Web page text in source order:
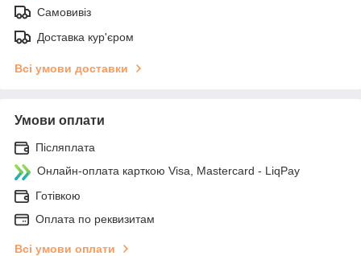
Самовивіз
Доставка кур'єром
Всі умови доставки
Умови оплати
Післяплата
Онлайн-оплата карткою Visa, Mastercard - LiqPay
Готівкою
Оплата по реквизитам
Всі умови оплати